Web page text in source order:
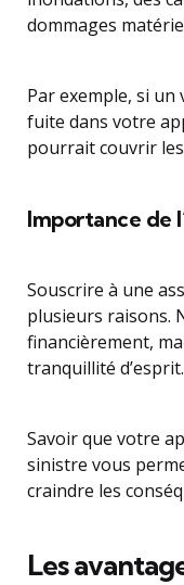
dommages
Par exemple, si
fuite dans votre
pourrait couvrir
Importance de
Souscrire à une
plusieurs raisons.
financièrement,
tranquillité d’esprit.
Savoir que votre
sinistre vous
craindre les
Les